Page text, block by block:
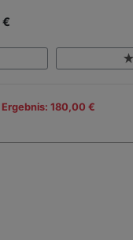
Ergebnis: 180,00 €